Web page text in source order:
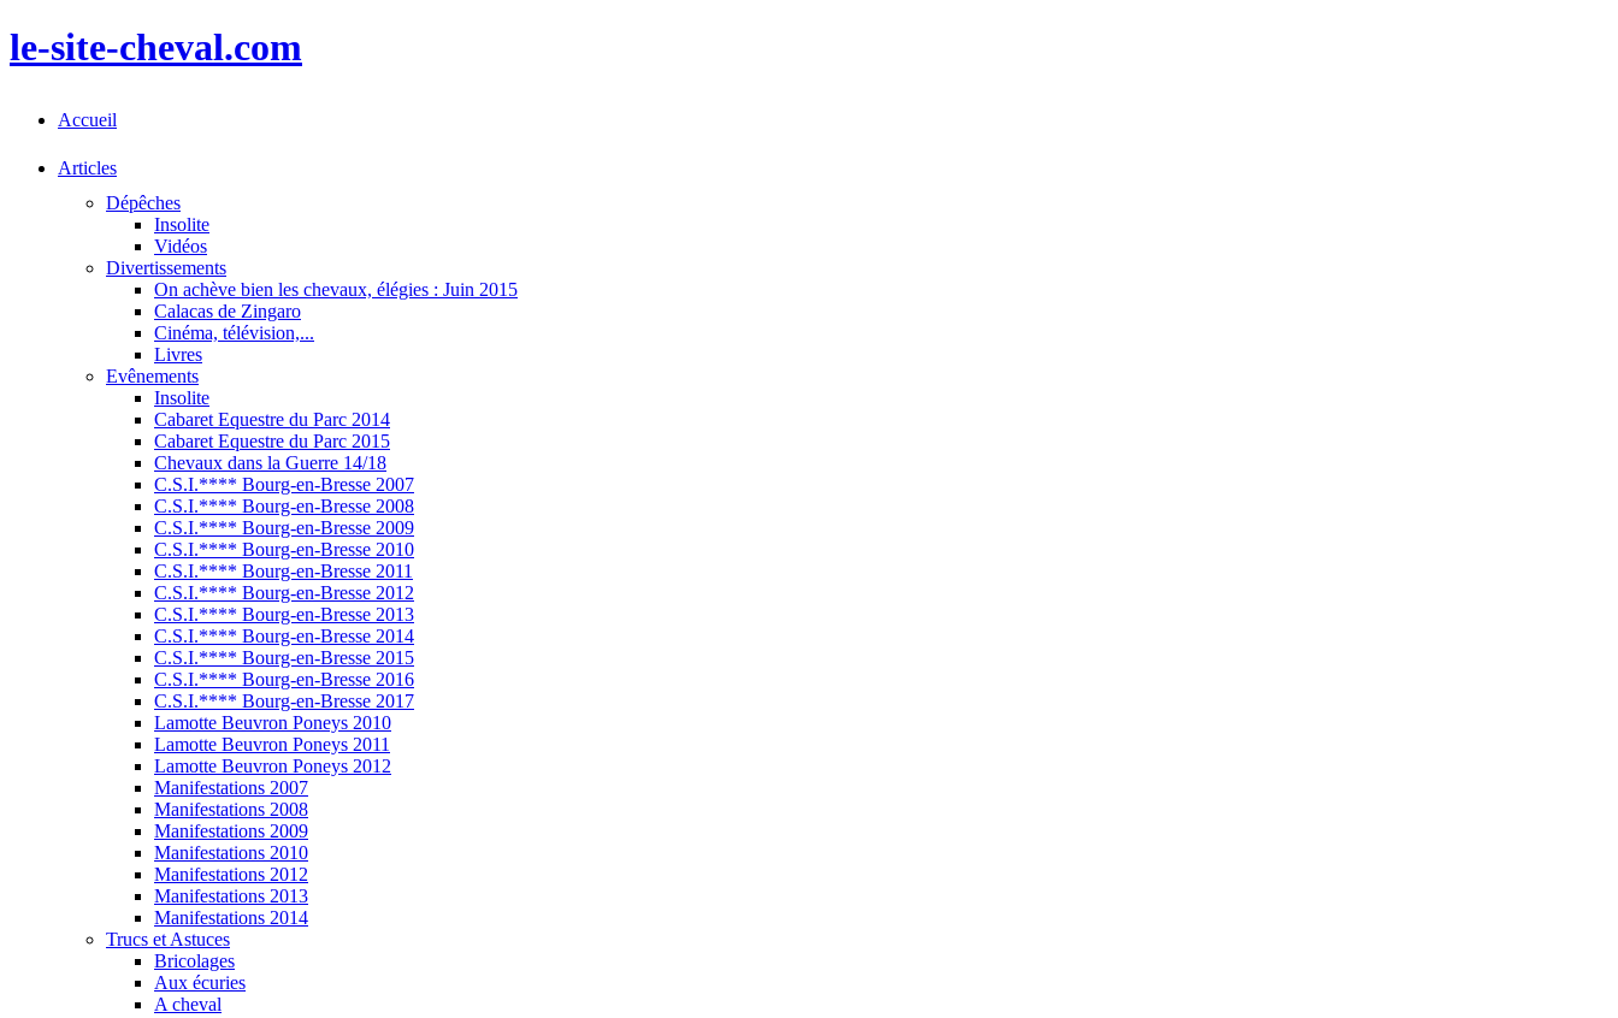
le-site-cheval.com
Accueil
Articles
Dépêches
Insolite
Vidéos
Divertissements
On achève bien les chevaux, élégies : Juin 2015
Calacas de Zingaro
Cinéma, télévision,...
Livres
Evênements
Insolite
Cabaret Equestre du Parc 2014
Cabaret Equestre du Parc 2015
Chevaux dans la Guerre 14/18
C.S.I.**** Bourg-en-Bresse 2007
C.S.I.**** Bourg-en-Bresse 2008
C.S.I.**** Bourg-en-Bresse 2009
C.S.I.**** Bourg-en-Bresse 2010
C.S.I.**** Bourg-en-Bresse 2011
C.S.I.**** Bourg-en-Bresse 2012
C.S.I.**** Bourg-en-Bresse 2013
C.S.I.**** Bourg-en-Bresse 2014
C.S.I.**** Bourg-en-Bresse 2015
C.S.I.**** Bourg-en-Bresse 2016
C.S.I.**** Bourg-en-Bresse 2017
Lamotte Beuvron Poneys 2010
Lamotte Beuvron Poneys 2011
Lamotte Beuvron Poneys 2012
Manifestations 2007
Manifestations 2008
Manifestations 2009
Manifestations 2010
Manifestations 2012
Manifestations 2013
Manifestations 2014
Trucs et Astuces
Bricolages
Aux écuries
A cheval